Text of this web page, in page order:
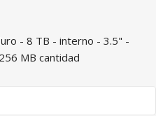
- 8 TB - interno - 3.5" -
MB cantidad